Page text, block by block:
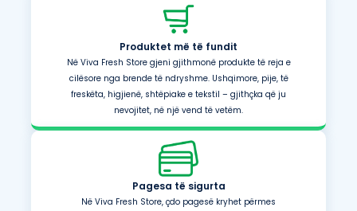
Produktet më të fundit
Në Viva Fresh Store gjeni gjithmonë produkte të reja e
cilësore nga brende të ndryshme. Ushqimore, pije, të
freskëta, higjienë, shtëpiake e tekstil – gjithçka që ju
nevojitet, në një vend të vetëm.
Pagesa të sigurta
Në Viva Fresh Store, çdo pagesë kryhet përmes